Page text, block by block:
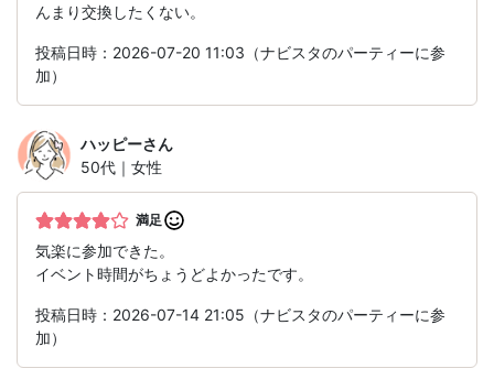
んまり交換したくない。
投稿日時：2026-07-20 11:03（ナビスタのパーティーに参
加）
ハッピーさん
50代｜女性
満足
気楽に参加できた。
イベント時間がちょうどよかったです。
投稿日時：2026-07-14 21:05（ナビスタのパーティーに参
加）